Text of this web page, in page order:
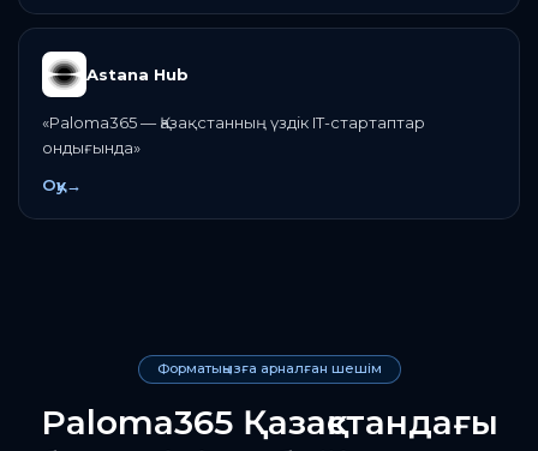
Astana Hub
«Paloma365 — Қазақстанның үздік IT-стартаптар
ондығында»
Оқу→
Форматыңызға арналған шешім
Paloma365 Қазақстандағы